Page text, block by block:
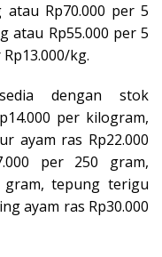
atau Rp70.000 per 5
atau Rp55.000 per 5
kg.
dengan stok
per kilogram,
ayam ras Rp22.000
per 250 gram,
gram, tepung terigu
ayam ras Rp30.000